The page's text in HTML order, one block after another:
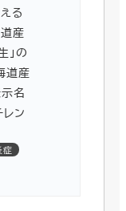
る
産
」の
道産
名
ン
症